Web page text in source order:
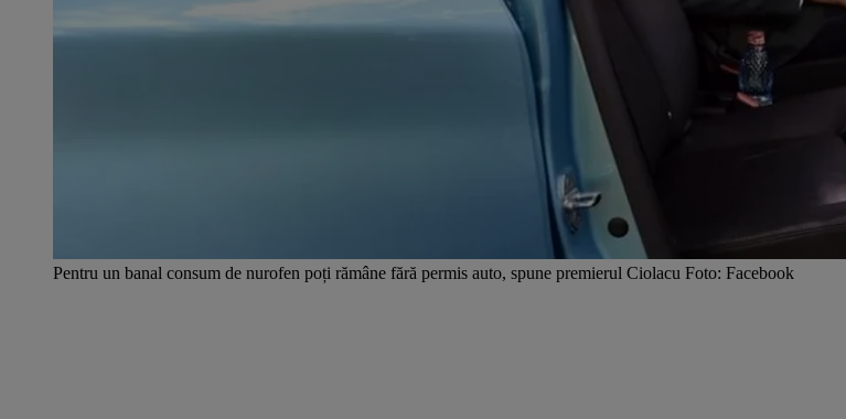
Pentru un banal consum de nurofen poți rămâne fără permis auto, spune premierul Ciolacu Foto: Facebook